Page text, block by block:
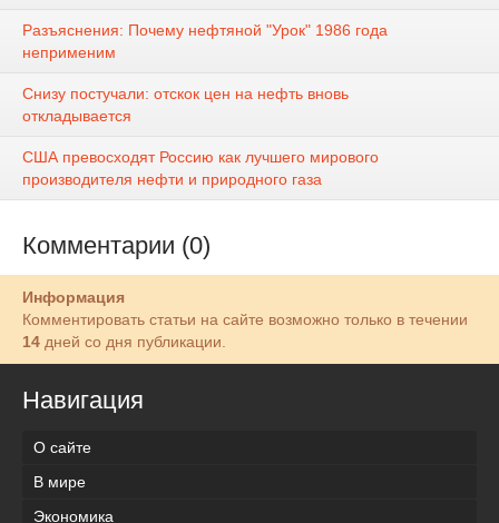
Разъяснения: Почему нефтяной "Урок" 1986 года
неприменим
Снизу постучали: отскок цен на нефть вновь
откладывается
США превосходят Россию как лучшего мирового
производителя нефти и природного газа
Комментарии (0)
Информация
Комментировать статьи на сайте возможно только в течении
14 дней со дня публикации.
Навигация
О сайте
В мире
Экономика